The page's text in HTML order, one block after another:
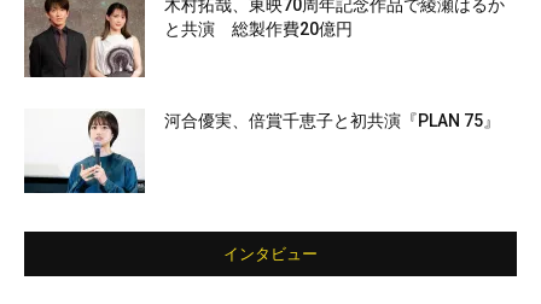
木村拓哉、東映70周年記念作品で綾瀬はるか
と共演 総製作費20億円
河合優実、倍賞千恵子と初共演『PLAN 75』
インタビュー